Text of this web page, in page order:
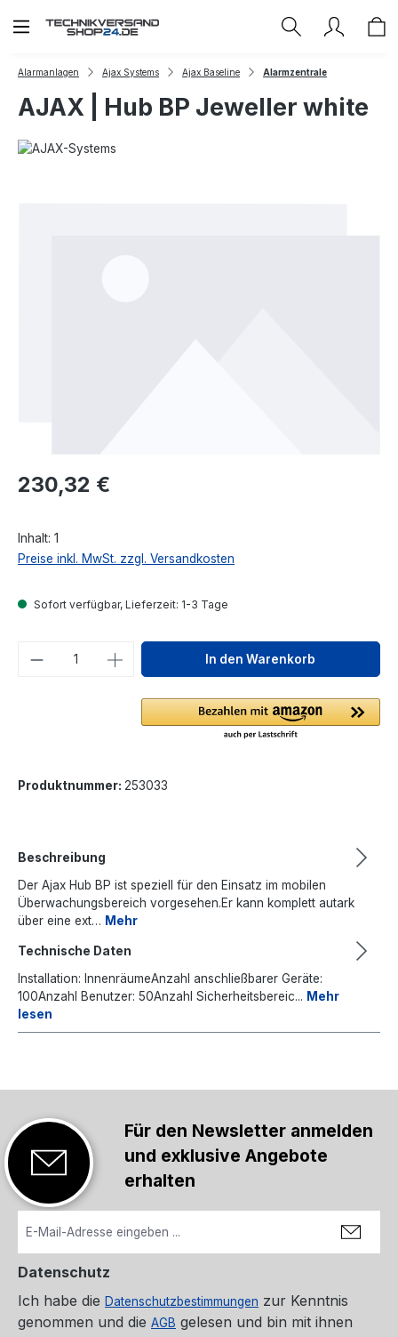
Zum Hauptinhalt springen
Alarmanlagen Ajax Systems Ajax Baseline Alarmzentrale
AJAX | Hub BP Jeweller white
Regulärer Preis:
230,32 €
Inhalt: 1
Preise inkl. MwSt. zzgl. Versandkosten
Sofort verfügbar, Lieferzeit: 1-3 Tage
Produkt Anzahl: Gib denIn den Warenkorb
Produktnummer: 253033
Beschreibung
Der Ajax Hub BP ist speziell für den Einsatz im mobilen
Überwachungsbereich vorgesehen.Er kann komplett autark
über eine ext… Mehr
Technische Daten
Installation: InnenräumeAnzahl anschließbarer Geräte:
100Anzahl Benutzer: 50Anzahl Sicherheitsbereic... Mehr
lesen
Für den Newsletter anmelden
und exklusive Angebote
erhalten
Datenschutz
Ich habe die Datenschutzbestimmungen zur Kenntnis
genommen und die AGB gelesen und bin mit ihnen